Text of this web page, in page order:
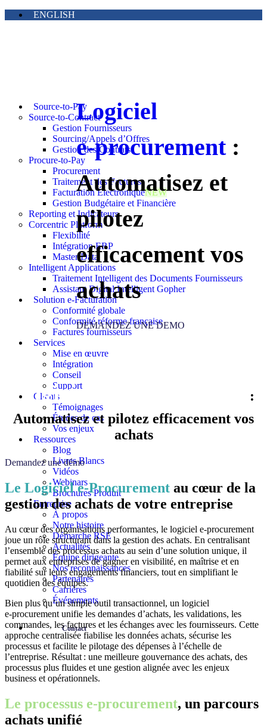
ENGLISH
Source-to-Pay
Source-to-Contract
Gestion Fournisseurs
Sourcing/Appels d’Offres
Gestion des Contrats
Procure-to-Pay
Procurement
Traitement des Factures
Facturation ÉlectroniqueNEW
Gestion Budgétaire et Financière
Reporting et Indicateurs
Corcentric Platform
Flexibilité
Intégration ERP
Master Data
Intelligent Applications
Traitement Intelligent des Documents Fournisseurs
Assistant Digital Intelligent Gopher
Solution e-Facturation
Conformité globale
Conformité réforme française
Factures fournisseurs
Services
Mise en œuvre
Intégration
Conseil
Support
Clients
Témoignages
Études de cas
Vos enjeux
Ressources
Blog
Livres Blancs
Vidéos
Webinars
Brochures Produit
Entreprise
À propos
Notre histoire
Démarche RSE
Actualités
Équipe dirigeante
Nos reconnaissances
Partenaires
Carrières
Événements
Contact
Logiciel
e‑procurement:
Automatisez et
pilotez
efficacement vos
achats
DEMANDEZ UNE DEMO
Logiciel e‑procurement
:
Automatisez et pilotez efficacement vos
achats
Demandez une démo
Le Logiciel e‑Procurement au cœur de la
gestion des achats de votre entreprise
Au cœur des organisations performantes, le logiciel e‑procurement
joue un rôle structurant dans la gestion des achats. En centralisant
l’ensemble des processus achats au sein d’une solution unique, il
permet aux entreprises de gagner en visibilité, en maîtrise et en
fiabilité sur leurs engagements financiers, tout en simplifiant le
quotidien des équipes.
Bien plus qu’un simple outil transactionnel, un logiciel
e‑procurement unifie les demandes d’achats, les validations, les
commandes, les factures et les échanges avec les fournisseurs. Cette
approche centralisée fiabilise les données achats, sécurise les
processus et facilite le pilotage des dépenses à l’échelle de
l’entreprise. Résultat : une meilleure gouvernance des achats, des
processus plus fluides et une gestion alignée avec les enjeux
business et opérationnels.
Le processus e-procurement, un parcours
achats unifié